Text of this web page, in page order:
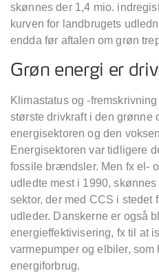
skønnes der 1,4 mio.
kurven for landbrugets
endda før aftalen om grøn
Grøn energi er
Klimastatus og -
største drivkraft i den grønne
energisektoren og den
Energisektoren var tidligere
fossile brændsler. Men fx el-
udledte mest i 1990,
sektor, der med CCS i stedet
udleder. Danskerne er også
energieffektivisering, fx til at
varmepumper og elbiler, som
energiforbrug.